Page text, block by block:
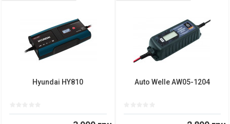
Hyundai HY810 Auto Welle AW05-1204